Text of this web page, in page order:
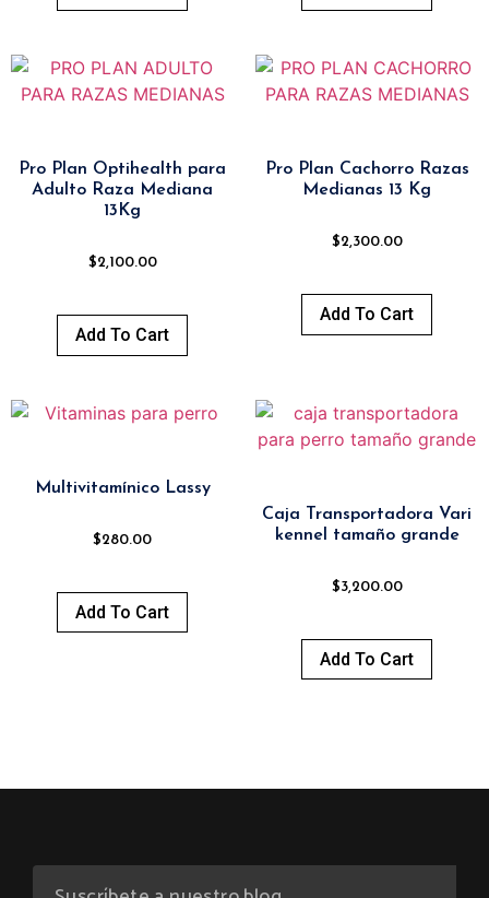
Pro Plan Optihealth para
Adulto Raza Mediana
13Kg
$2,100.00
Add To Cart
Pro Plan Cachorro Razas
Medianas 13 Kg
$2,300.00
Add To Cart
Multivitamínico Lassy
$280.00
Add To Cart
Caja Transportadora Vari
kennel tamaño grande
$3,200.00
Add To Cart